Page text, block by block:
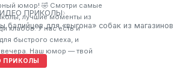
юмор! 🤣 Смотри самые
лучшие моменты из
клабов. У нас есть и
быстрого смеха, и
вечера. Наш юмор — твой
ПРИКОЛЫ›
балийцев для «выгона» собак из магазинов
ПРИКОЛЫ